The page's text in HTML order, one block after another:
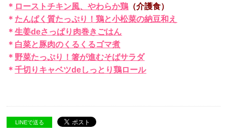
＊ ローストチキン風、やわらか鶏 （介護食）
＊ たんぱく質たっぷり！鶏と小松菜の納豆和え
＊生姜deさっぱり肉巻きごはん
＊ 白菜と豚肉のくるくるゴマ煮
＊ 野菜たっぷり！箸が進むそばサラダ
＊千切りキャベツdeしっとり鶏ロール
LINEで送る